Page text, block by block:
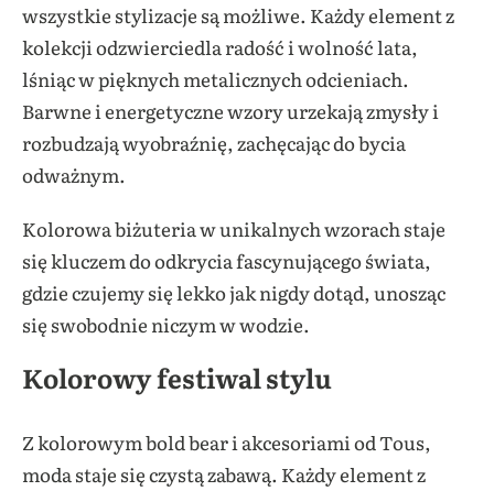
wszystkie stylizacje są możliwe. Każdy element z
kolekcji odzwierciedla radość i wolność lata,
lśniąc w pięknych metalicznych odcieniach.
Barwne i energetyczne wzory urzekają zmysły i
rozbudzają wyobraźnię, zachęcając do bycia
odważnym.
Kolorowa biżuteria w unikalnych wzorach staje
się kluczem do odkrycia fascynującego świata,
gdzie czujemy się lekko jak nigdy dotąd, unosząc
się swobodnie niczym w wodzie.
Kolorowy festiwal stylu
Z kolorowym bold bear i akcesoriami od Tous,
moda staje się czystą zabawą. Każdy element z